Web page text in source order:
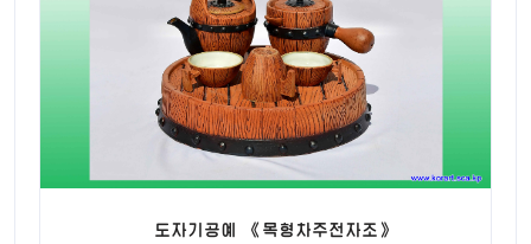
도자기공예 《목형차주전자조》